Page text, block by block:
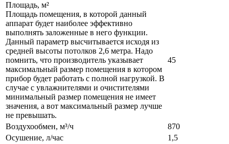
Площадь, м²
Площадь помещения, в которой данный
аппарат будет наиболее эффективно
выполнять заложенные в него функции.
Данный параметр высчитывается исходя из
средней высоты потолков 2,6 метра. Надо
помнить, что производитель указывает
максимальный размер помещения в котором
прибор будет работать с полной нагрузкой. В
случае с увлажнителями и очистителями
минимальный размер помещения не имеет
значения, а вот максимальный размер лучше
не превышать.
45
Воздухообмен, м³/ч
870
Осушение, л/час
1,5